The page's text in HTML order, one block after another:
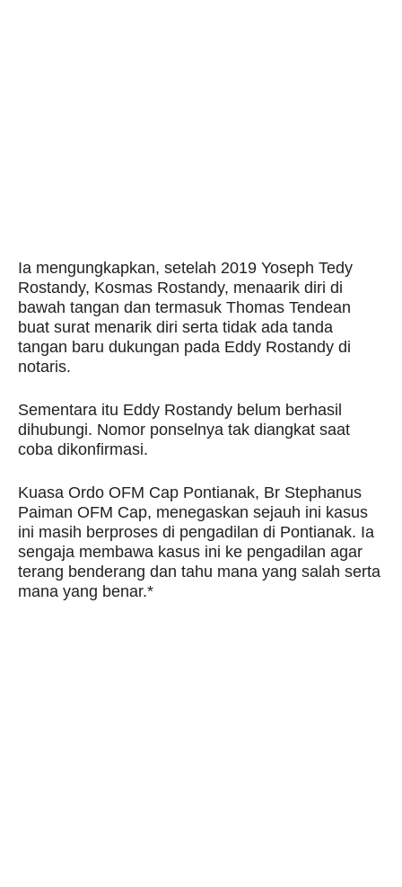
Ia mengungkapkan, setelah 2019 Yoseph Tedy
Rostandy, Kosmas Rostandy, menaarik diri di
bawah tangan dan termasuk Thomas Tendean
buat surat menarik diri serta tidak ada tanda
tangan baru dukungan pada Eddy Rostandy di
notaris.
Sementara itu Eddy Rostandy belum berhasil
dihubungi. Nomor ponselnya tak diangkat saat
coba dikonfirmasi.
Kuasa Ordo OFM Cap Pontianak, Br Stephanus
Paiman OFM Cap, menegaskan sejauh ini kasus
ini masih berproses di pengadilan di Pontianak. Ia
sengaja membawa kasus ini ke pengadilan agar
terang benderang dan tahu mana yang salah serta
mana yang benar.*